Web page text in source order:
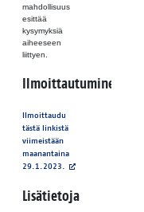
mahdollisuus
esittää
kysymyksiä
aiheeseen
liittyen.
Ilmoittautuminen
Ilmoittaudu
tästä linkistä
viimeistään
maanantaina
29.1.2023.
Lisätietoja